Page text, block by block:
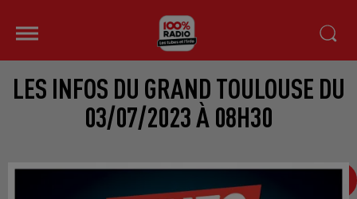
LES INFOS DU GRAND TOULOUSE DU
03/07/2023 À 08H30